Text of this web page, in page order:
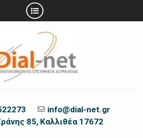
info@dial-net.gr
85, Καλλιθέα 17672